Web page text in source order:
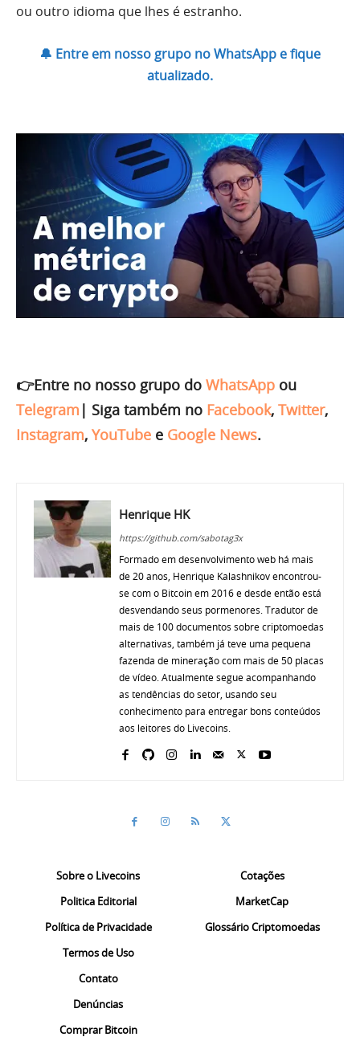
ou outro idioma que lhes é estranho.
🔔 Entre em nosso grupo no WhatsApp e fique
atualizado.
👉Entre no nosso grupo do WhatsApp ou
Telegram | Siga também no Facebook, Twitter,
Instagram, YouTube e Google News.
Henrique HK
https://github.com/sabotag3x
Formado em desenvolvimento web há mais
de 20 anos, Henrique Kalashnikov encontrou-
se com o Bitcoin em 2016 e desde então está
desvendando seus pormenores. Tradutor de
mais de 100 documentos sobre criptomoedas
alternativas, também já teve uma pequena
fazenda de mineração com mais de 50 placas
de vídeo. Atualmente segue acompanhando
as tendências do setor, usando seu
conhecimento para entregar bons conteúdos
aos leitores do Livecoins.
Sobre o Livecoins
Politica Editorial
Política de Privacidade
Termos de Uso
Contato
Denúncias
Comprar Bitcoin
Cotações
MarketCap
Glossário Criptomoedas